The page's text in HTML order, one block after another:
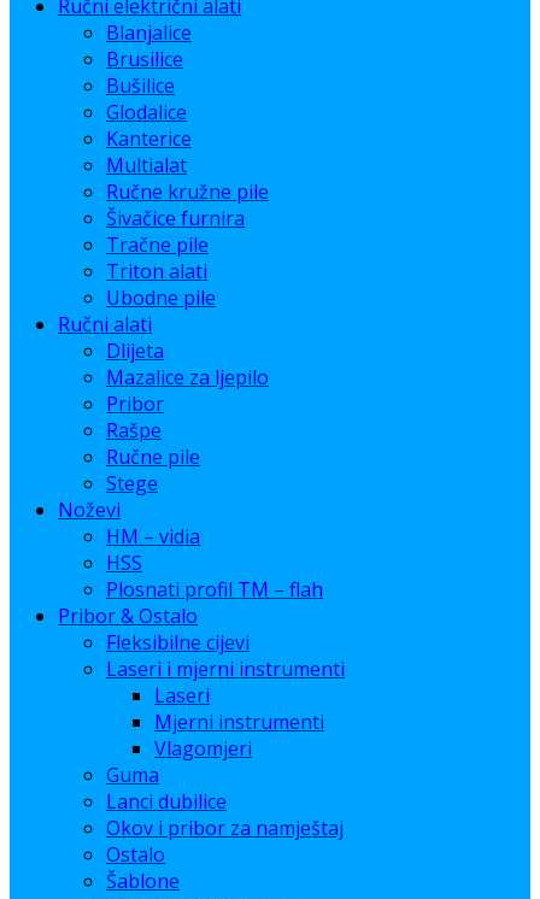
Ručni električni alati
Blanjalice
Brusilice
Bušilice
Glodalice
Kanterice
Multialat
Ručne kružne pile
Šivačice furnira
Tračne pile
Triton alati
Ubodne pile
Ručni alati
Dlijeta
Mazalice za ljepilo
Pribor
Rašpe
Ručne pile
Stege
Noževi
HM – vidia
HSS
Plosnati profil TM – flah
Pribor & Ostalo
Fleksibilne cijevi
Laseri i mjerni instrumenti
Laseri
Mjerni instrumenti
Vlagomjeri
Guma
Lanci dubilice
Okov i pribor za namještaj
Ostalo
Šablone